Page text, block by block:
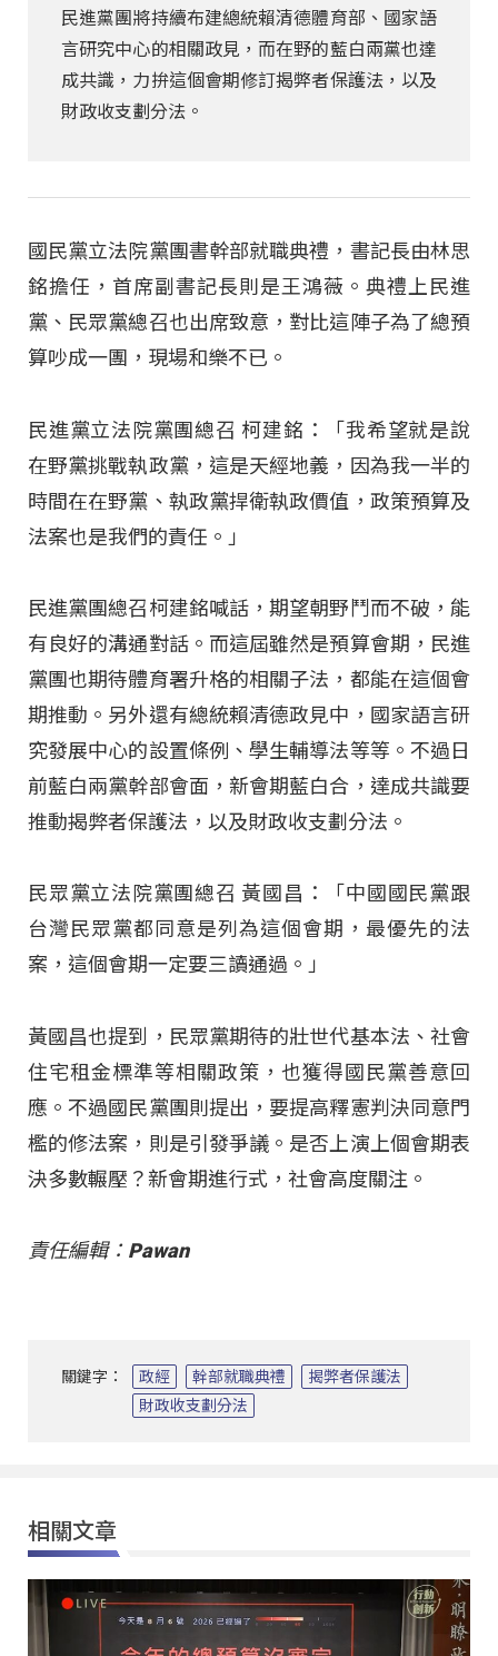
民進黨團將持續布建總統賴清德體育部、國家語
言研究中心的相關政見，而在野的藍白兩黨也達
成共識，力拚這個會期修訂揭弊者保護法，以及
財政收支劃分法。
國民黨立法院黨團書幹部就職典禮，書記長由林思
銘擔任，首席副書記長則是王鴻薇。典禮上民進
黨、民眾黨總召也出席致意，對比這陣子為了總預
算吵成一團，現場和樂不已。
民進黨立法院黨團總召 柯建銘：「我希望就是說
在野黨挑戰執政黨，這是天經地義，因為我一半的
時間在在野黨、執政黨捍衛執政價值，政策預算及
法案也是我們的責任。」
民進黨團總召柯建銘喊話，期望朝野鬥而不破，能
有良好的溝通對話。而這屆雖然是預算會期，民進
黨團也期待體育署升格的相關子法，都能在這個會
期推動。另外還有總統賴清德政見中，國家語言研
究發展中心的設置條例、學生輔導法等等。不過日
前藍白兩黨幹部會面，新會期藍白合，達成共識要
推動揭弊者保護法，以及財政收支劃分法。
民眾黨立法院黨團總召 黃國昌：「中國國民黨跟
台灣民眾黨都同意是列為這個會期，最優先的法
案，這個會期一定要三讀通過。」
黃國昌也提到，民眾黨期待的壯世代基本法、社會
住宅租金標準等相關政策，也獲得國民黨善意回
應。不過國民黨團則提出，要提高釋憲判決同意門
檻的修法案，則是引發爭議。是否上演上個會期表
決多數輾壓？新會期進行式，社會高度關注。
責任編輯：Pawan
關鍵字： 政經 幹部就職典禮
揭弊者保護法
財政收支劃分法
相關文章